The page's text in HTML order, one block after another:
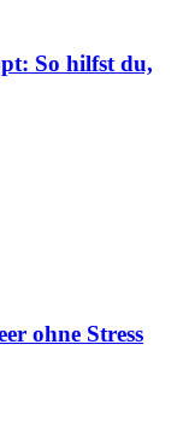
So hilfst du,
ohne Stress